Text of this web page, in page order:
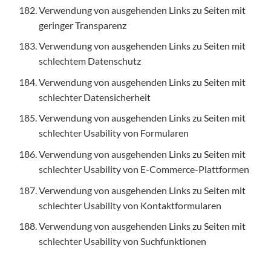
Verwendung von ausgehenden Links zu Seiten mit
geringer Transparenz
Verwendung von ausgehenden Links zu Seiten mit
schlechtem Datenschutz
Verwendung von ausgehenden Links zu Seiten mit
schlechter Datensicherheit
Verwendung von ausgehenden Links zu Seiten mit
schlechter Usability von Formularen
Verwendung von ausgehenden Links zu Seiten mit
schlechter Usability von E-Commerce-Plattformen
Verwendung von ausgehenden Links zu Seiten mit
schlechter Usability von Kontaktformularen
Verwendung von ausgehenden Links zu Seiten mit
schlechter Usability von Suchfunktionen